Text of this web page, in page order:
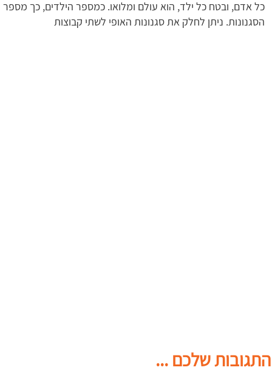
כל אדם, ובטח כל ילד, הוא עולם ומלואו. כמספר הילדים, כך מספר
הסגנונות. ניתן לחלק את סגנונות האופי לשתי קבוצות
התגובות שלכם ...